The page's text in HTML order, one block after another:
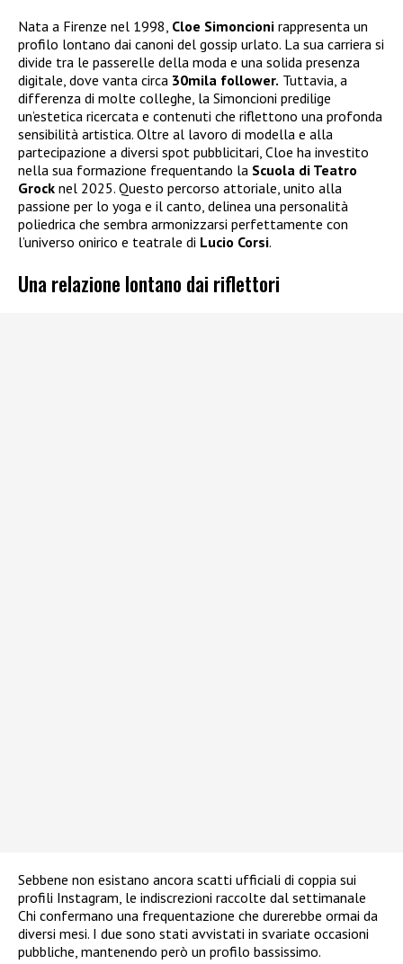
Nata a Firenze nel 1998, Cloe Simoncioni rappresenta un
profilo lontano dai canoni del gossip urlato. La sua carriera si
divide tra le passerelle della moda e una solida presenza
digitale, dove vanta circa 30mila follower. Tuttavia, a
differenza di molte colleghe, la Simoncioni predilige
un’estetica ricercata e contenuti che riflettono una profonda
sensibilità artistica. Oltre al lavoro di modella e alla
partecipazione a diversi spot pubblicitari, Cloe ha investito
nella sua formazione frequentando la Scuola di Teatro
Grock nel 2025. Questo percorso attoriale, unito alla
passione per lo yoga e il canto, delinea una personalità
poliedrica che sembra armonizzarsi perfettamente con
l’universo onirico e teatrale di Lucio Corsi.
Una relazione lontano dai riflettori
Sebbene non esistano ancora scatti ufficiali di coppia sui
profili Instagram, le indiscrezioni raccolte dal settimanale
Chi confermano una frequentazione che durerebbe ormai da
diversi mesi. I due sono stati avvistati in svariate occasioni
pubbliche, mantenendo però un profilo bassissimo.